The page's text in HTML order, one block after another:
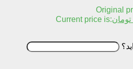
Original
تومانCurrent price is: